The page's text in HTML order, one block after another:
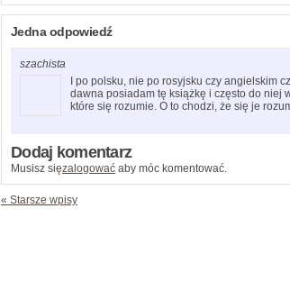
Jedna odpowiedź
szachista
I po polsku, nie po rosyjsku czy angielskim
dawna posiadam tę książkę i często do niej
które się rozumie. O to chodzi, że się je
Dodaj komentarz
Musisz sięzalogować aby móc komentować.
« Starsze wpisy